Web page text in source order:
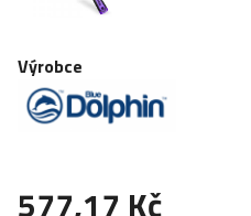
Výrobce
577,17 Kč